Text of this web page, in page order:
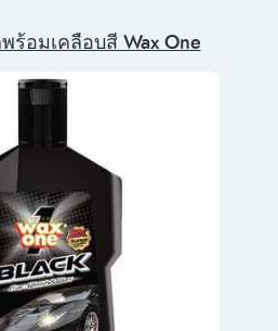
ร้อมเคลือบสี Wax One